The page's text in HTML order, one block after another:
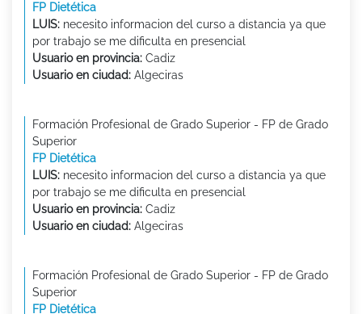
FP Dietética
LUIS: necesito informacion del curso a distancia ya que
por trabajo se me dificulta en presencial
Usuario en provincia: Cadiz
Usuario en ciudad: Algeciras
Formación Profesional de Grado Superior - FP de Grado
Superior
FP Dietética
LUIS: necesito informacion del curso a distancia ya que
por trabajo se me dificulta en presencial
Usuario en provincia: Cadiz
Usuario en ciudad: Algeciras
Formación Profesional de Grado Superior - FP de Grado
Superior
FP Dietética